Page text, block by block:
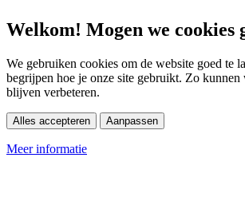
Welkom! Mogen we cookies
We gebruiken cookies om de website goed te
begrijpen hoe je onze site gebruikt. Zo kunnen
blijven verbeteren.
Alles accepteren Aanpassen
Meer informatie